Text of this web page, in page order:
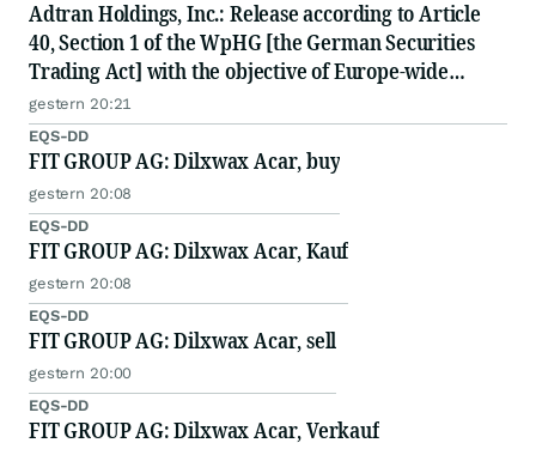
Adtran Holdings, Inc.: Release according to Article
40, Section 1 of the WpHG [the German Securities
Trading Act] with the objective of Europe-wide
distribution
gestern 20:21
EQS-DD
FIT GROUP AG: Dilxwax Acar, buy
gestern 20:08
EQS-DD
FIT GROUP AG: Dilxwax Acar, Kauf
gestern 20:08
EQS-DD
FIT GROUP AG: Dilxwax Acar, sell
gestern 20:00
EQS-DD
FIT GROUP AG: Dilxwax Acar, Verkauf